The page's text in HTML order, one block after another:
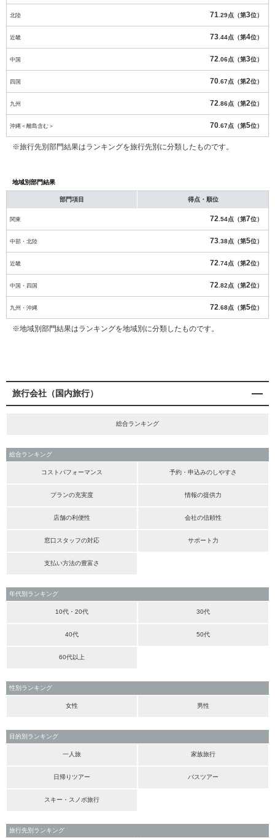
北陸 71 .29点（第3位）
近畿 73 .44点（第4位）
中国 72 .06点（第3位）
四国 70 .67点（第2位）
九州 72 .86点（第2位）
沖縄＜離島含む＞ 70 .67点（第5位）
※旅行先別部門結果はランキングを旅行先別に分類したものです。
地域別部門結果
部門項目 得点・順位
関東 72 .54点（第7位）
中部・北陸 73 .38点（第5位）
近畿 72 .74点（第2位）
中国・四国 72 .82点（第2位）
九州・沖縄 72 .68点（第5位）
※地域別部門結果はランキングを地域別に分類したものです。
旅行会社（国内旅行）
総合ランキング
総合ランキング
コストパフォーマンス 予約・申込みのしやすさ
プランの充実度 情報の提供力
店舗の利便性 会社の信頼性
窓口スタッフの対応 サポート力
支払い方法の豊富さ
年代別ランキング
10代・20代 30代
40代 50代
60代以上
性別ランキング
女性 男性
目的別ランキング
一人旅 家族旅行
日帰りツアー バスツアー
スキー・スノボ旅行
旅行先別ランキング